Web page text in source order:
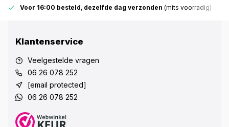
Voor 16:00 besteld, dezelfde dag verzonden (mits voorradig)
Klantenservice
Veelgestelde vragen
06 26 078 252
[email protected]
06 26 078 252